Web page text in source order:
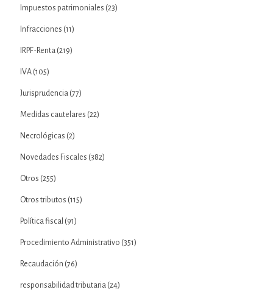
Impuestos patrimoniales (23)
Infracciones (11)
IRPF-Renta (219)
IVA (105)
Jurisprudencia (77)
Medidas cautelares (22)
Necrológicas (2)
Novedades Fiscales (382)
Otros (255)
Otros tributos (115)
Política fiscal (91)
Procedimiento Administrativo (351)
Recaudación (76)
responsabilidad tributaria (24)